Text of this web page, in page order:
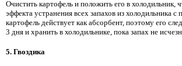
Очистить картофель и положить его в холодильник,
эффекта устранения всех запахов из холодильника
картофель действует как абсорбент, поэтому его
3 дня и хранить в холодильнике, пока запах не
5. Гвоздика